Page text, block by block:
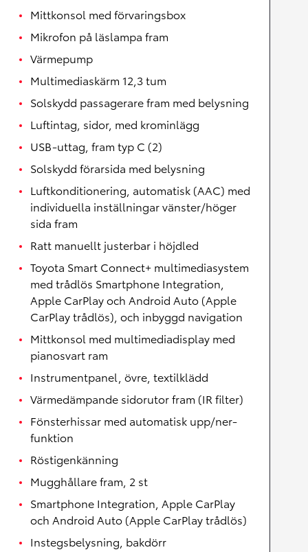
Mittkonsol med förvaringsbox
Mikrofon på läslampa fram
Värmepump
Multimediaskärm 12,3 tum
Solskydd passagerare fram med belysning
Luftintag, sidor, med krominlägg
USB-uttag, fram typ C (2)
Solskydd förarsida med belysning
Luftkonditionering, automatisk (AAC) med
individuella inställningar vänster/höger
sida fram
Ratt manuellt justerbar i höjdled
Toyota Smart Connect+ multimediasystem
med trådlös Smartphone Integration,
Apple CarPlay och Android Auto (Apple
CarPlay trådlös), och inbyggd navigation
Mittkonsol med multimediadisplay med
pianosvart ram
Instrumentpanel, övre, textilklädd
Värmedämpande sidorutor fram (IR filter)
Fönsterhissar med automatisk upp/ner-
funktion
Röstigenkänning
Mugghållare fram, 2 st
Smartphone Integration, Apple CarPlay
och Android Auto (Apple CarPlay trådlös)
Instegsbelysning, bakdörr